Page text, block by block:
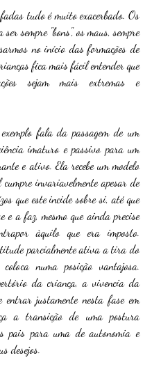
tudo é muito exacerbado. Os
ser sempre "bons", os maus, sempre
no início das formações de
fica mais fácil entender que
sejam mais extremas e
fala da passagem de um
imaturo e passivo para um
e ativo. Ela recebe um modelo
cumpre invariavelmente apesar de
que este incide sobre si, até que
e a faz, mesmo que ainda precise
àquilo que era imposto.
parcialmente ativa a tira do
numa posição vantajosa.
da criança, a vivencia da
entrar justamente nesta fase em
a transição de uma postura
pais para uma de autonomia e
desejos.